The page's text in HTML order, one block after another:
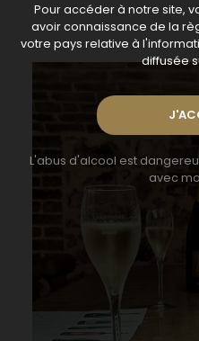
Pour accéder à notre site,
avoir connaissance de la
votre pays relative à
diffusée
L'abus d'alcool est
avec